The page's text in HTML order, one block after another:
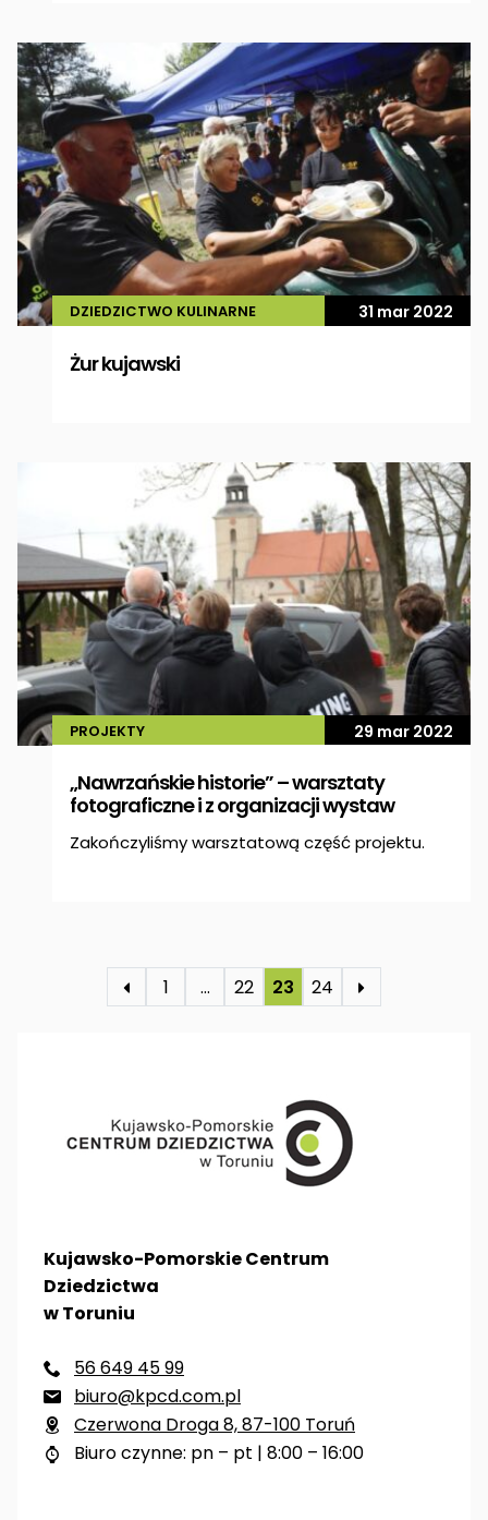
DZIEDZICTWO KULINARNE 31 mar 2022
Żur kujawski
PROJEKTY 29 mar 2022
„Nawrzańskie historie” – warsztaty
fotograficzne i z organizacji wystaw
Zakończyliśmy warsztatową część projektu.
1 … 22 23 24
Kujawsko-Pomorskie Centrum
Dziedzictwa
w Toruniu
 56 649 45 99
 biuro@kpcd.com.pl
 Czerwona Droga 8, 87-100 Toruń
 Biuro czynne: pn – pt | 8:00 – 16:00